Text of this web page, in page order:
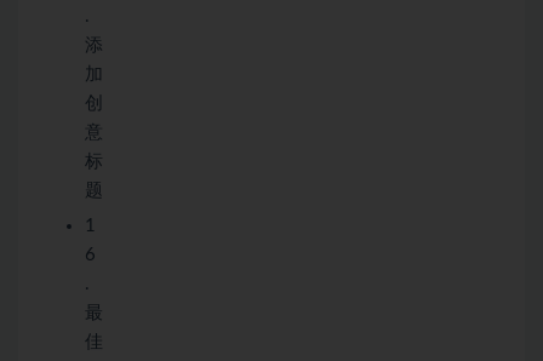
.
添
加
创
意
标
题
1
6
.
最
佳